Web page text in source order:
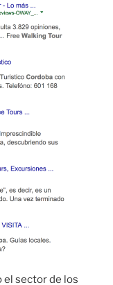
el sector de los